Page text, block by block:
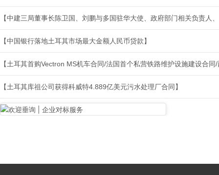
【中建三局董事长陈卫国、刘鹏与多国驻华大使、政府部门相关负责人
【中国银行落地土耳其市场最大金额人民币贷款】
【土耳其首购Vectron MS机车合同/法国首个私营铁路维护设施建设合
【土耳其库祖公司获得科威特4.889亿美元污水处理厂合同】